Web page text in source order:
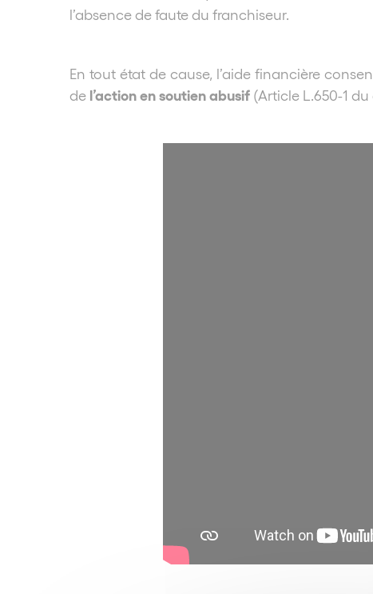
l’absence de faute du franchiseur.
En tout état de cause, l’aide financière
de l’action en soutien abusif (Article L.650-1